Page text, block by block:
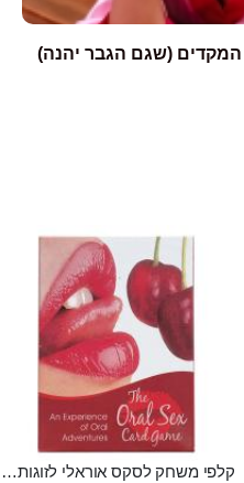
קלפי משחק לסקס אוראלי לזוגות הנועזים